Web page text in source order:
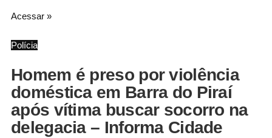
Acessar »
Polícia
Homem é preso por violência
doméstica em Barra do Piraí
após vítima buscar socorro na
delegacia – Informa Cidade